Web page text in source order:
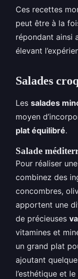
Ces recettes
peut être à la
répondant ainsi
élevant
Salades
Les salades
moyen
plat équilibré.
Salade
Pour réaliser
combinez des
concombres,
apportent une
de précieuses
vitamines et
un grand plat
ajoutant
l’esthétique et